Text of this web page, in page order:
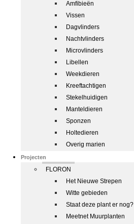
Amfibieën
Vissen
Dagvlinders
Nachtvlinders
Microvlinders
Libellen
Weekdieren
Kreeftachtigen
Stekelhuidigen
Manteldieren
Sponzen
Holtedieren
Overig marien
Projecten
FLORON
Het Nieuwe Strepen
Witte gebieden
Staat deze plant er nog?
Meetnet Muurplanten